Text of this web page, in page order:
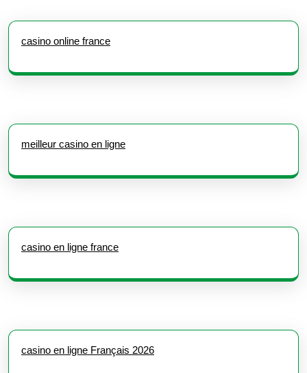
casino online france
meilleur casino en ligne
casino en ligne france
casino en ligne Français 2026